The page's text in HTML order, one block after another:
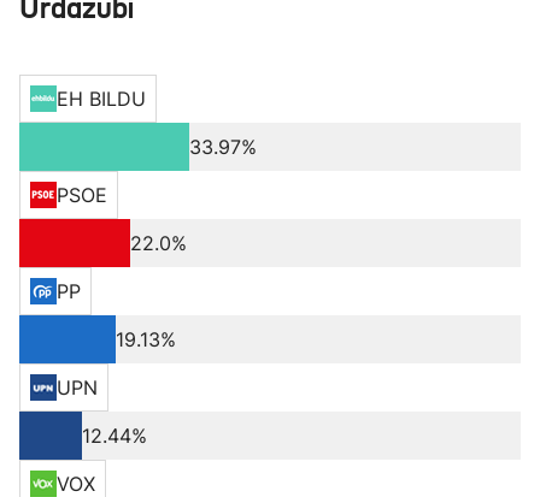
Urdazubi
EH BILDU
33.97%
PSOE
22.0%
PP
19.13%
UPN
12.44%
VOX